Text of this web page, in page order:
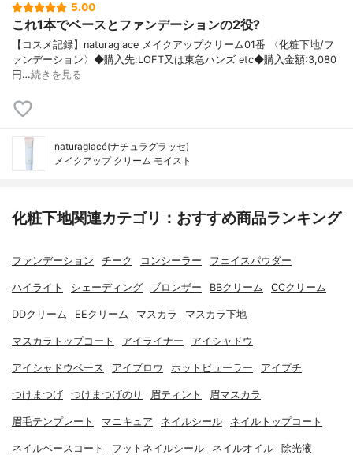
5.00
これ1本でベースとファンデーションの2役?
【コスメ記録】naturaglace メイクアップクリーム01番 〈化粧下地/フ
ァンデーション〉◆購入先:LOFT又は東急ハンズ etc◆購入金額:3,080
円…続きを見る
naturaglacé(ナチュラグラッセ)
メイクアップ クリーム モイスト
化粧下地関連カテゴリ：おすすめ商品ランキング
ファンデーション チーク コンシーラー フェイスパウダー
ハイライト シェーディング ブロンザー BBクリーム CCクリーム
DDクリーム EEクリーム マスカラ マスカラ下地
マスカラトップコート アイライナー アイシャドウ
アイシャドウベース アイブロウ ホットビューラー アイプチ
つけまつげ つけまつげのり 眉ティント 眉マスカラ
眉毛テンプレート マニキュア ネイルシール ネイルトップコート
ネイルベースコート フットネイルシール ネイルオイル 除光液